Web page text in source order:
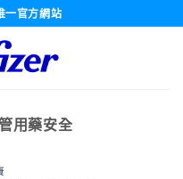
一官方網站
用藥安全